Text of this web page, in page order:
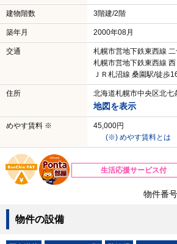
建物階数 3階建/2階
築年月 2000年08月
交通
札幌市営地下鉄東西線
札幌市営地下鉄東西線
ＪＲ札沼線 桑園駅/徒歩
住所 北海道札幌市中央区北七
地図を表示
めやす賃料 ※
45,000円
(※) めやす賃料とは
生活応援サービス付
物件番
物件の設備